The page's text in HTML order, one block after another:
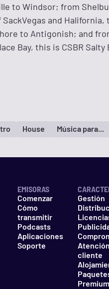
to Windsor; from
and
to Antigonish; and
Bay, this is CSBR
House Música para...
EMISORAS
Comenzar
Cómo
transmitir
Podcasts
Aplicaciones
Soporte
Gestión
cliente
Premium